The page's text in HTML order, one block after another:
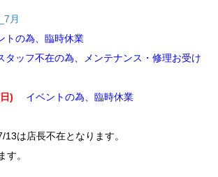
トの為、臨時休業
ッフ不在の為、メンテナンス・修理お受け
) イベントの為、臨時休業
は店長不在となります。
す。